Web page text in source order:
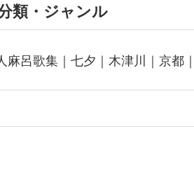
類・ジャンル
麻呂歌集｜七夕｜木津川｜京都